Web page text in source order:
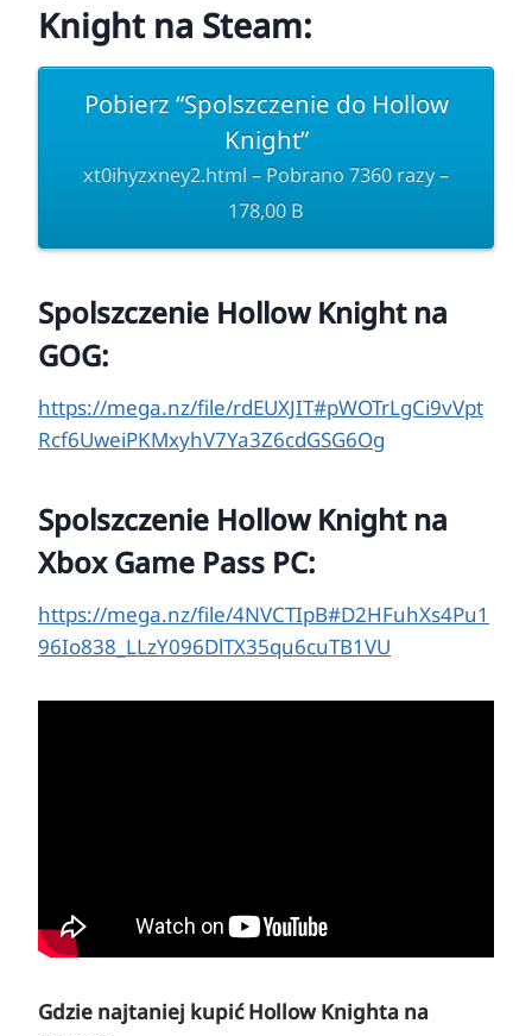
Knight na Steam:
Pobierz “Spolszczenie do Hollow
Knight”
xt0ihyzxney2.html – Pobrano 7360 razy –
178,00 B
Spolszczenie Hollow Knight na
GOG:
https://mega.nz/file/rdEUXJIT#pWOTrLgCi9vVpt
Rcf6UweiPKMxyhV7Ya3Z6cdGSG6Og
Spolszczenie Hollow Knight na
Xbox Game Pass PC:
https://mega.nz/file/4NVCTIpB#D2HFuhXs4Pu1
96Io838_LLzY096DlTX35qu6cuTB1VU
Gdzie najtaniej kupić Hollow Knighta na